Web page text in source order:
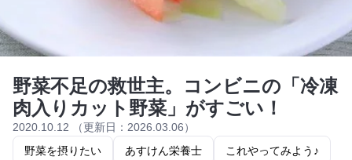
野菜不足の救世主。コンビニの「冷凍
肉入りカット野菜」がすごい！
2020.10.12 （更新日：2026.03.06）
野菜を摂りたい
あすけん栄養士 これやってみよう♪